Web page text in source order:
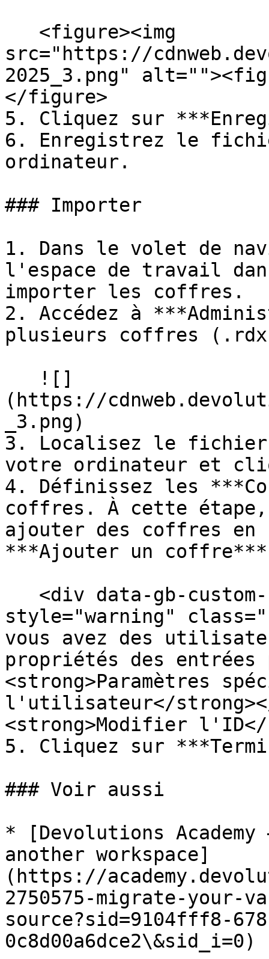
src="https://
2025_3.png"
</figure>
5. Cliquez sur
6. Enregistrez le
ordinateur.
### Importer
1. Dans le volet de
l'espace de travail
importer les coffres.
2. Accédez à
plusieurs coffres
(https://
_3.png)
3. Localisez le
votre ordinateur et
4. Définissez les
coffres. À cette étape,
ajouter des coffres
***Ajouter un
style="warning"
vous avez des
propriétés des entrées
<strong>Paramètres
l'utilisateur</strong></
<strong>Modifier l'ID</
5. Cliquez sur
### Voir aussi
* [Devolutions
another workspace]
(https://
2750575-migrate-your-
source?sid=9104fff8-
0c8d00a6dce2\&sid_i=0)